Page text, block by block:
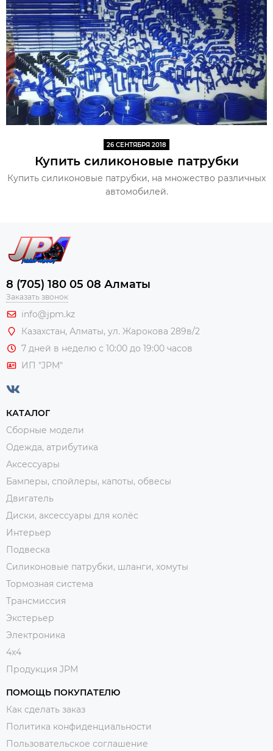
26 СЕНТЯБРЯ 2018
Купить силиконовые патрубки
Купить силиконовые патрубки, на множество различных
автомобилей.
8 (705) 180 05 08 Алматы
Заказать звонок
info@jpm.kz
Казахстан, Алматы, ул. Жарокова 289в/2
7 дней в неделю с 10:00 до 19:00 часов
ИП "JPM"
КАТАЛОГ
Сборные модели
Одежда, атрибутика
Аксессуары
Бамперы, спойлеры, капоты, обвесы
Двигатель
Диски, аксессуары для колёс
Интерьер
Подвеска
Силиконовые патрубки, шланги, хомуты
Тормозная система
Трансмиссия
Экстерьер
Электроника
4x4
Продукция JPM
ПОМОЩЬ ПОКУПАТЕЛЮ
Как сделать заказ
Политика конфиденциальности
Пользовательское соглашение